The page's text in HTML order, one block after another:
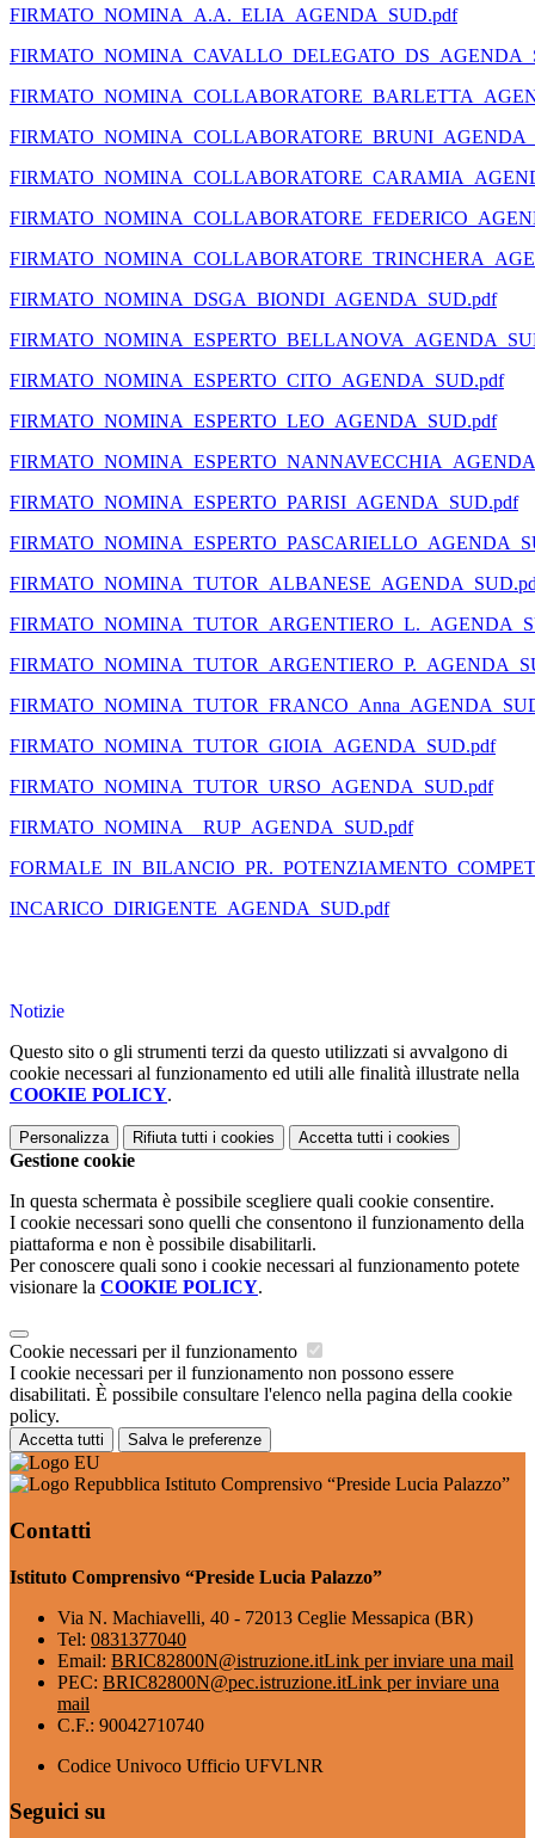
FIRMATO_NOMINA_A.A._ELIA_AGENDA_SUD.pdf
FIRMATO_NOMINA_DSGA_BIONDI_AGENDA_SUD.pdf
FIRMATO_NOMINA_ESPERTO_CITO_AGENDA_SUD.pdf
FIRMATO_NOMINA_ESPERTO_LEO_AGENDA_SUD.pdf
FIRMATO_NOMINA_ESPERTO_PARISI_AGENDA_SUD.pdf
FIRMATO_NOMINA_TUTOR_GIOIA_AGENDA_SUD.pdf
FIRMATO_NOMINA_TUTOR_URSO_AGENDA_SUD.pdf
FIRMATO_NOMINA__RUP_AGENDA_SUD.pdf
INCARICO_DIRIGENTE_AGENDA_SUD.pdf
Notizie
Questo sito o gli strumenti terzi da questo utilizzati si avvalgono di
cookie necessari al funzionamento ed utili alle finalità illustrate nella
COOKIE POLICY.
Personalizza Rifiuta tutti i cookies Accetta tutti i cookies
Gestione cookie
In questa schermata è possibile scegliere quali cookie consentire.
I cookie necessari sono quelli che consentono il funzionamento della
piattaforma e non è possibile disabilitarli.
Per conoscere quali sono i cookie necessari al funzionamento potete
visionare la COOKIE POLICY.
Cookie necessari per il funzionamento
I cookie necessari per il funzionamento non possono essere
disabilitati. È possibile consultare l'elenco nella pagina della cookie
policy.
Accetta tutti Salva le preferenze
Istituto Comprensivo “Preside Lucia Palazzo”
Contatti
Istituto Comprensivo “Preside Lucia Palazzo”
Via N. Machiavelli, 40 - 72013 Ceglie Messapica (BR)
Tel: 0831377040
Email: BRIC82800N@istruzione.itLink per inviare una mail
PEC: BRIC82800N@pec.istruzione.itLink per inviare una
mail
C.F.: 90042710740
Codice Univoco Ufficio UFVLNR
Seguici su